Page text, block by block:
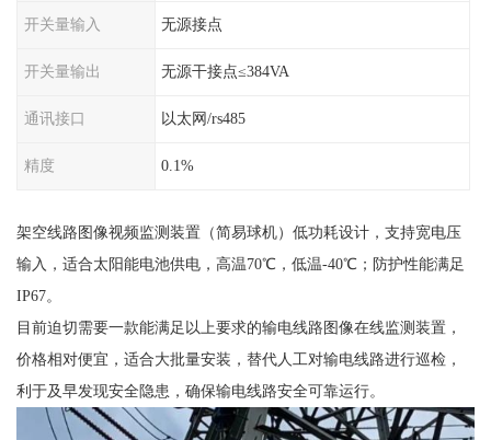
开关量输入 无源接点
开关量输出 无源干接点≤384VA
通讯接口 以太网/rs485
精度 0.1%
架空线路图像视频监测装置（简易球机）低功耗设计，支持宽电压
输入，适合太阳能电池供电，高温70℃，低温-40℃；防护性能满足
IP67。
目前迫切需要一款能满足以上要求的输电线路图像在线监测装置，
价格相对便宜，适合大批量安装，替代人工对输电线路进行巡检，
利于及早发现安全隐患，确保输电线路安全可靠运行。